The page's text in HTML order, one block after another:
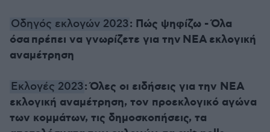
Οδηγός εκλογών 2023: Πώς ψηφίζω - Όλα
όσα πρέπει να γνωρίζετε για την ΝΕΑ εκλογική
αναμέτρηση
Εκλογές 2023: Όλες οι ειδήσεις για την ΝΕΑ
εκλογική αναμέτρηση, τον προεκλογικό αγώνα
των κομμάτων, τις δημοσκοπήσεις, τα